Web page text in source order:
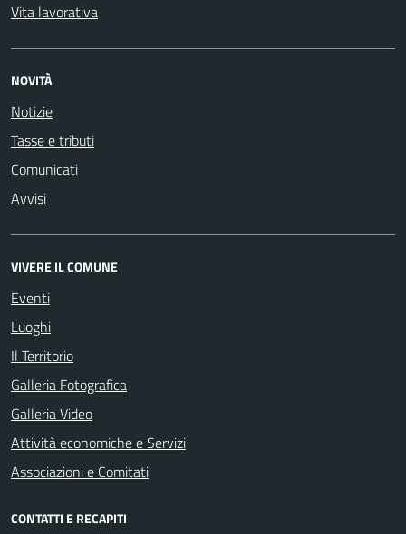
Vita lavorativa
NOVITÀ
Notizie
Tasse e tributi
Comunicati
Avvisi
VIVERE IL COMUNE
Eventi
Luoghi
Il Territorio
Galleria Fotografica
Galleria Video
Attività economiche e Servizi
Associazioni e Comitati
CONTATTI E RECAPITI